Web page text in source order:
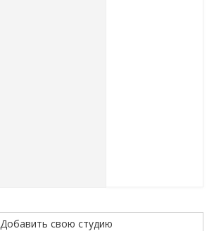
Добавить свою студию